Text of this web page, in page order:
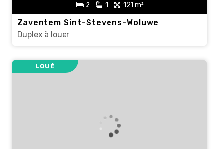
2 1 121 m²
Zaventem Sint-Stevens-Woluwe
Duplex à louer
LOUÉ